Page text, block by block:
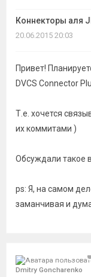
Коннекторы аля
20.06.2015 20:03
Привет!
DVCS Connector
Т.е. хочется
их коммитами )
Обсуждали такое
ps: Я, на самом
заманчивая и
Dmitry Goncharenko